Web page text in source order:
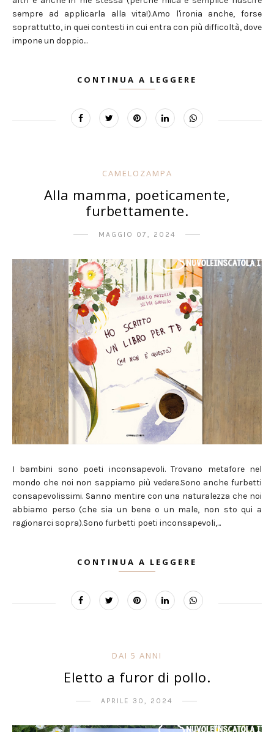
sempre ad applicarla alla vita!).Amo l'ironia anche, forse
soprattutto, in quei contesti in cui entra con più difficoltà, dove
impone un doppio...
CONTINUA A LEGGERE
CAMELOZAMPA
Alla mamma, poeticamente,
furbettamente.
MAGGIO 07, 2024
I bambini sono poeti inconsapevoli. Trovano metafore nel
mondo che noi non sappiamo più vedere.Sono anche furbetti
consapevolissimi. Sanno mentire con una naturalezza che noi
abbiamo perso (che sia un bene o un male, non sto qui a
ragionarci sopra).Sono furbetti poeti inconsapevoli,...
CONTINUA A LEGGERE
DAI 5 ANNI
Eletto a furor di pollo.
APRILE 30, 2024